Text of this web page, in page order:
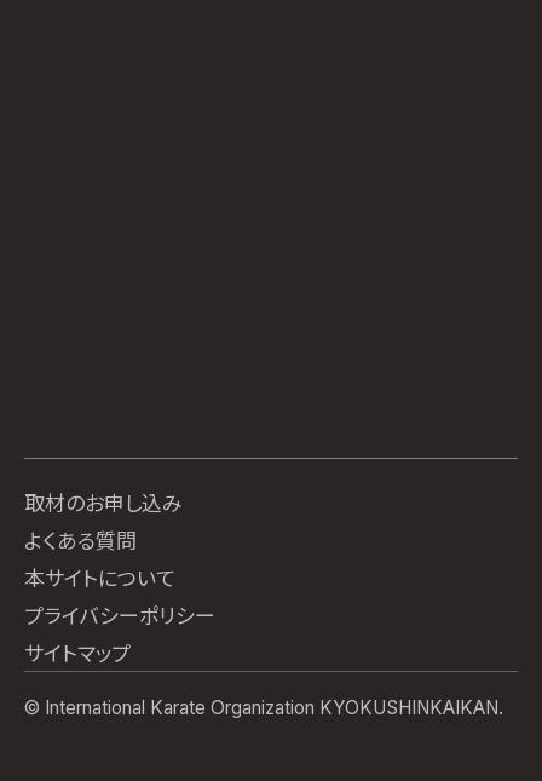
取材のお申し込み
よくある質問
本サイトについて
プライバシーポリシー
サイトマップ
© International Karate Organization KYOKUSHINKAIKAN.